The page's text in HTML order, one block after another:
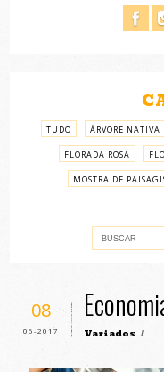
TUDO ÁRVORE NATIVA
FLORADA ROSA
MOSTRA DE
08
06-2017 Variados /